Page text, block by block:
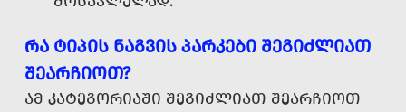
ᲠᲐ ᲢᲘᲞᲘᲡ ᲜᲐᲒᲕᲘᲡ ᲞᲐᲠᲙᲔᲑᲘ ᲨᲔᲒᲘᲫᲚᲘᲐᲗ
ᲨᲔᲐᲠᲩᲘᲝᲗ?
ᲐᲛ ᲙᲐᲢᲔᲒᲝᲠᲘᲐᲨᲘ ᲨᲔᲒᲘᲫᲚᲘᲐᲗ ᲨᲔᲐᲠᲩᲘᲝᲗ